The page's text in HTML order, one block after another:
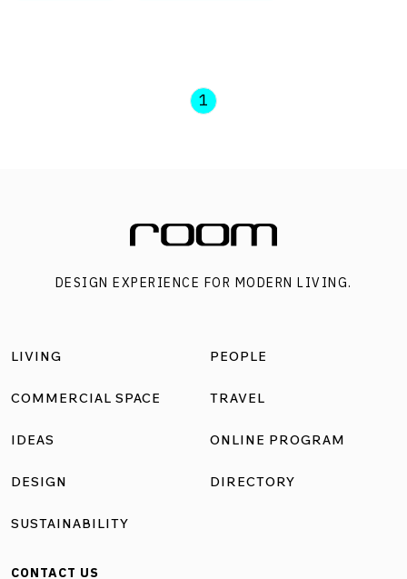
กระทะ ขนมปังเวียดนาม และเมนูเด่นอย่างข้าวเปียกเส้น ซึ่ง
ทายาทรุ่นใหม่ต้องการยกระดับจากร้านอาหารเช้าท้องถิ่นสู่การ
ชัดเจน สามารถต่อยอดแบรนด์ให้รับรู้ได้ในวงกว้าง จึงนำมาสู่
หลานผู้เป็นนักออกแบบในเวลาเดียวกัน ยกระดับร้านด้วยสเปซ
หนึ่งชั้น 1 คูหา และสามชั้น 2 คูหา การออกแบบเริ่มมาจากการ
แก้ปัญหาพื้นที่หน้าแคบแนวลึกที่ดูอึดอัดให้โปร่งโล่งด้วยการ
บางจุดเพื่อเชื่อมพื้นที่แนวตั้งเกิดเป็นพื้นที่แบบดับเบิ้ลสเปซดู
1
DESIGN EXPERIENCE FOR MODERN LIVING.
LIVING
COMMERCIAL SPACE
IDEAS
DESIGN
SUSTAINABILITY
PEOPLE
TRAVEL
ONLINE PROGRAM
DIRECTORY
CONTACT US